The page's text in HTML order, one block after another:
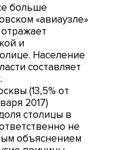
больше
«авиаузле»
и
Население
составляет
(13,5% от
2017)
столицы в
не
объяснением